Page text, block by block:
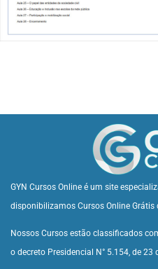
GYN Cursos Online é um site
disponibilizamos Cursos Online
Nossos Cursos estão classificados
o decreto Presidencial N° 5.154, de 23